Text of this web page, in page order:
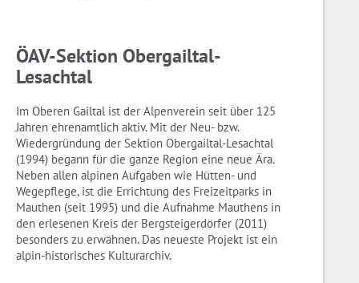
ÖAV-Sektion Obergailtal-
Lesachtal
Im Oberen Gailtal ist der Alpenverein seit über 125
Jahren ehrenamtlich aktiv. Mit der Neu- bzw.
Wiedergründung der Sektion Obergailtal-Lesachtal
(1994) begann für die ganze Region eine neue Ära.
Neben allen alpinen Aufgaben wie Hütten- und
Wegepflege, ist die Errichtung des Freizeitparks in
Mauthen (seit 1995) und die Aufnahme Mauthens in
den erlesenen Kreis der Bergsteigerdörfer (2011)
besonders zu erwähnen. Das neueste Projekt ist ein
alpin-historisches Kulturarchiv.